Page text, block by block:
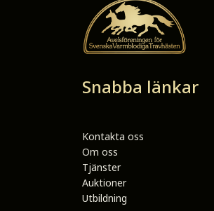
Snabba länkar
Kontakta oss
Om oss
Tjänster
Auktioner
Utbildning